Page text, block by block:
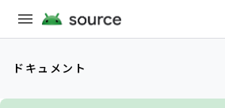
ドキュメント